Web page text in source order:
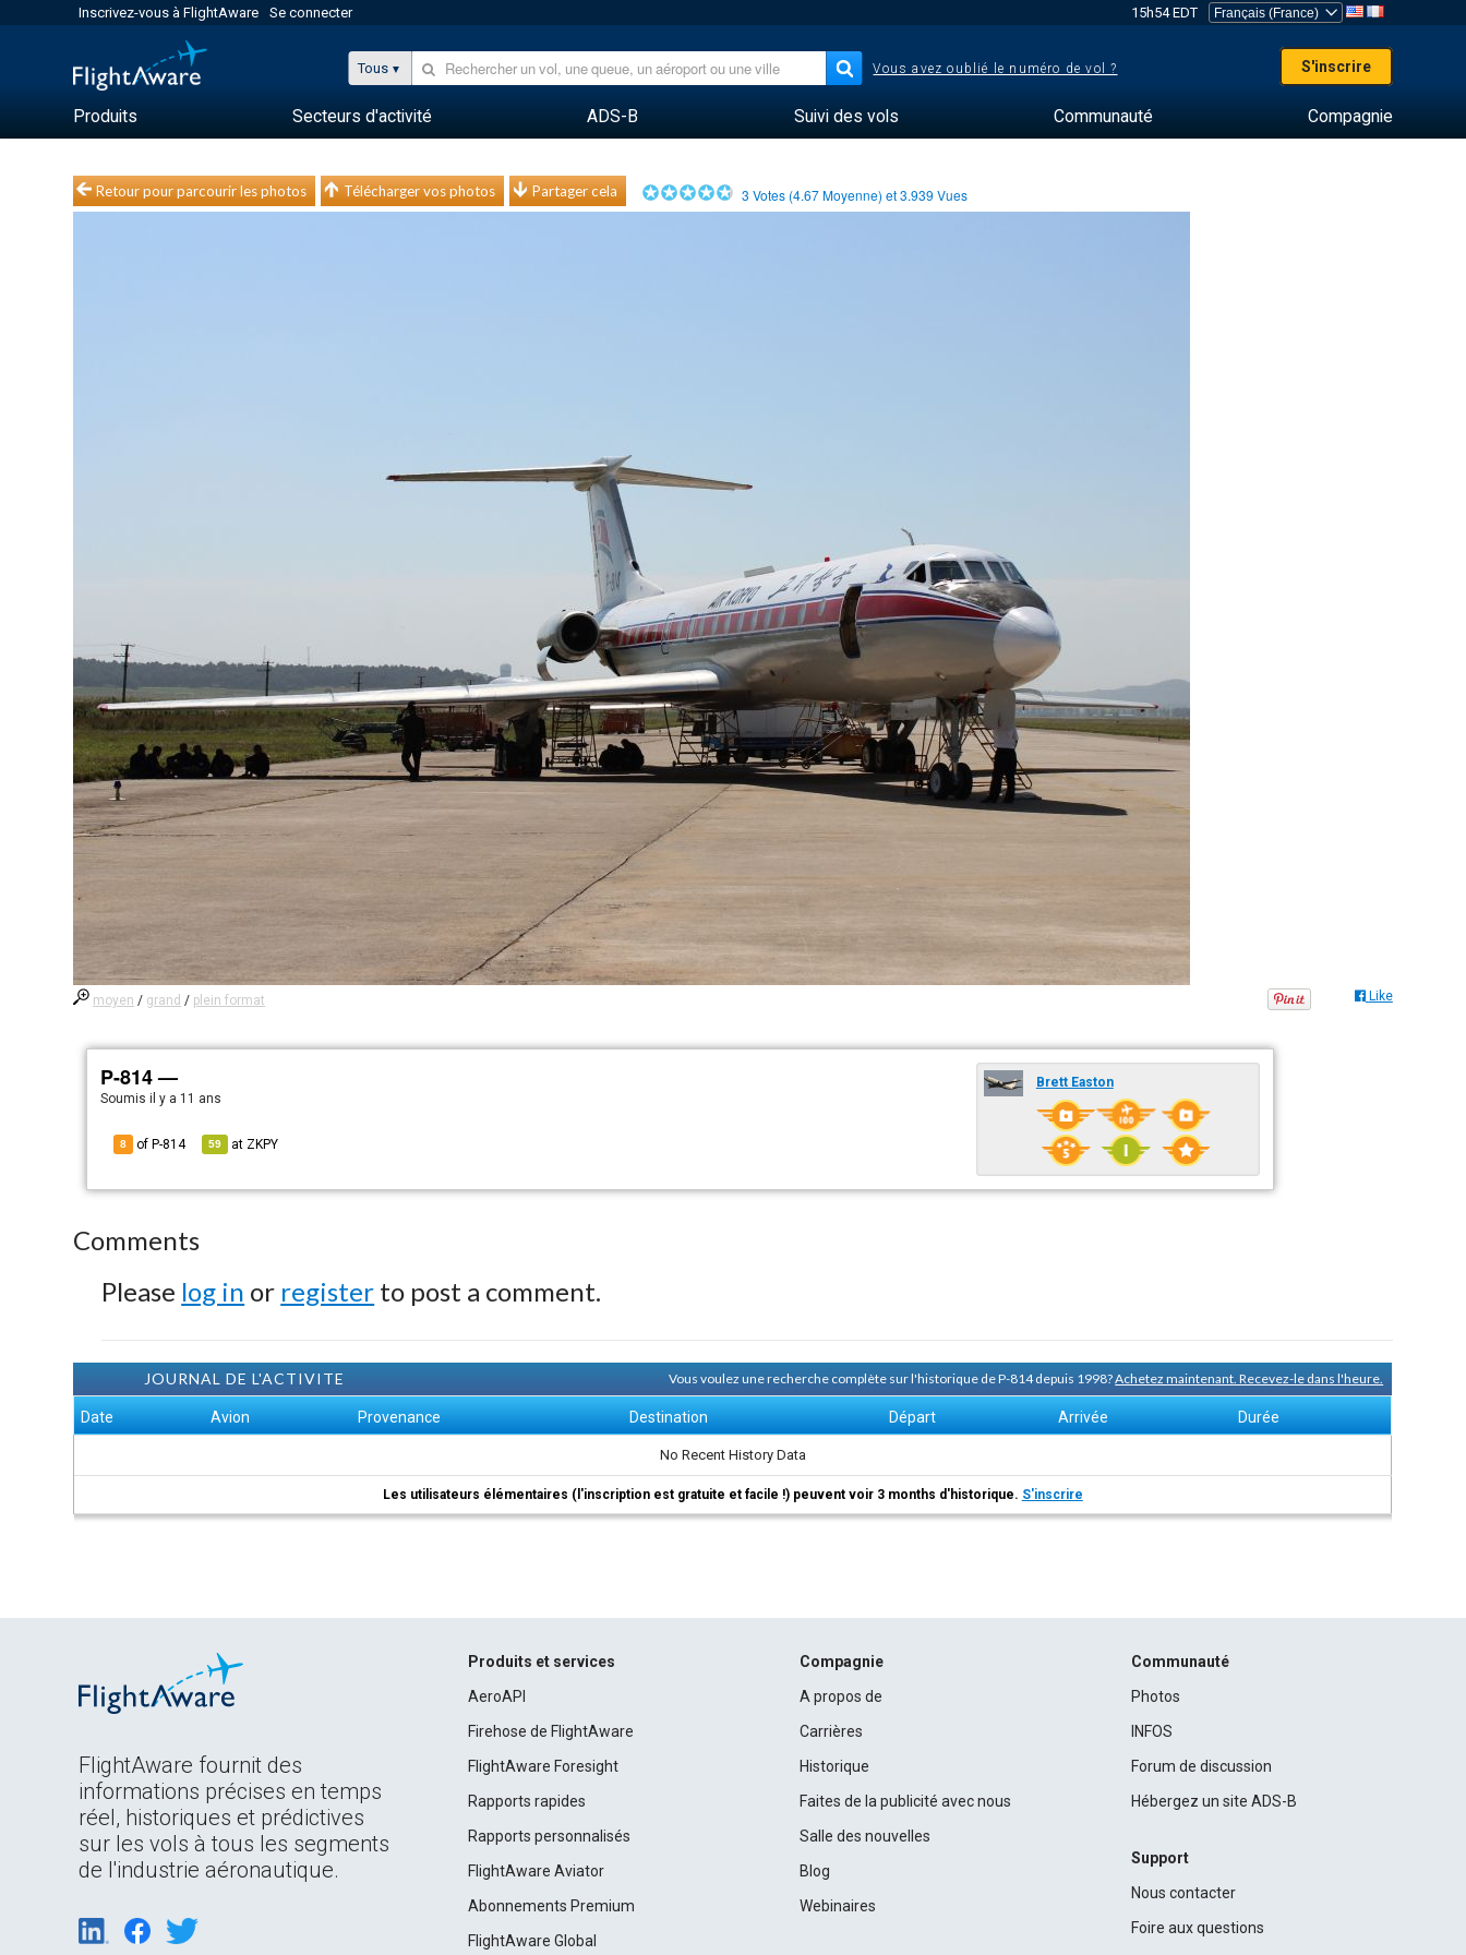
Inscrivez-vous à FlightAware Se connecter 15h54 EDT
Tous Vous avez oublié le numéro de vol ? S'inscrire
Produits Secteurs d'activité ADS-B Suivi des vols Communauté Compagnie
Retour pour parcourir les photos Télécharger vos photos Partager cela 3 Votes (4.67Moyenne) et3.939 Vues
moyen / grand / plein format Like
P-814 —
Soumisil y a 11 ans
8 of P-814 59 at ZKPY
Brett Easton
Comments
Please log in or register to post a comment.
JOURNAL DE L'ACTIVITE Vous voulez une recherche complète sur l'historique de P-814 depuis 1998?Achetez maintenant. Recevez-le dans l'heure.
Date Avion Provenance Destination Départ Arrivée Durée
No Recent History Data
Les utilisateurs élémentaires (l'inscription est gratuite et facile !) peuvent voir 3 months d'historique. S'inscrire
FlightAware fournit des
informations précises en temps
réel, historiques et prédictives
sur les vols à tous les segments
de l'industrie aéronautique.
Produits et services
AeroAPI
Firehose de FlightAware
FlightAware Foresight
Rapports rapides
Rapports personnalisés
FlightAware Aviator
Abonnements Premium
FlightAware Global
Compagnie
A propos de
Carrières
Historique
Faites de la publicité avec nous
Salle des nouvelles
Blog
Webinaires
Communauté
Photos
INFOS
Forum de discussion
Hébergez un site ADS-B
Support
Nous contacter
Foire aux questions